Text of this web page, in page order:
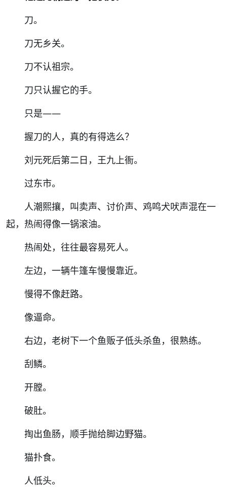
刀。
刀无乡关。
刀不认祖宗。
刀只认握它的手。
只是——
握刀的人，真的有得选么？
刘元死后第二日，王九上衙。
过东市。
人潮熙攘，叫卖声、讨价声、鸡鸣犬吠声混在一
起，热闹得像一锅滚油。
热闹处，往往最容易死人。
左边，一辆牛篷车慢慢靠近。
慢得不像赶路。
像逼命。
右边，老树下一个鱼贩子低头杀鱼，很熟练。
刮鳞。
开膛。
破肚。
掏出鱼肠，顺手抛给脚边野猫。
猫扑食。
人低头。